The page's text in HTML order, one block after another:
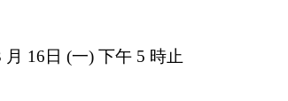
月 16日 (一) 下午 5 時止